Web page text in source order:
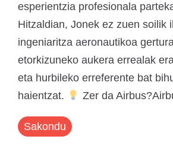
esperientzia profesionala
Hitzaldian, Jonek ez zuen soilik
ingeniaritza aeronautikoa
etorkizuneko aukera errealak
eta hurbileko erreferente bat
haientzat.
Zer da
Sakondu